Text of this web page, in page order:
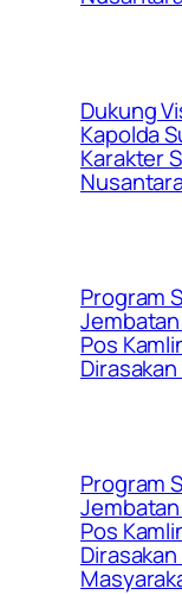
Dukung
Kapolda
Karakter
Program
Pos
Program
Pos